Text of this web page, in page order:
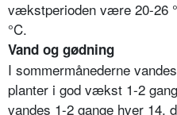
vækstperioden være 20-26
°C.
Vand og gødning
I sommermånederne
planter i god vækst 1-2
vandes 1-2 gange hver 14.